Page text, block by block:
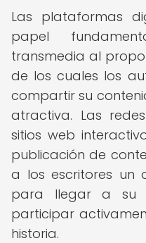
Las plataformas
papel
transmedia al
de los cuales los
compartir su
atractiva. Las
sitios web
publicación de
a los escritores un
para llegar a su
participar
historia.